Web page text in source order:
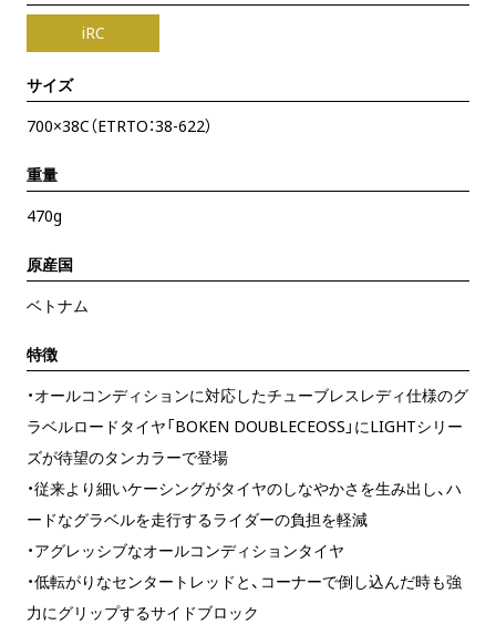
iRC
サイズ
700×38C（ETRTO：38-622）
重量
470g
原産国
ベトナム
特徴
・オールコンディションに対応したチューブレスレディ仕様のグ
ラベルロードタイヤ「BOKEN DOUBLECEOSS」にLIGHTシリー
ズが待望のタンカラーで登場
・従来より細いケーシングがタイヤのしなやかさを生み出し、ハ
ードなグラベルを走行するライダーの負担を軽減
・アグレッシブなオールコンディションタイヤ
・低転がりなセンタートレッドと、コーナーで倒し込んだ時も強
力にグリップするサイドブロック